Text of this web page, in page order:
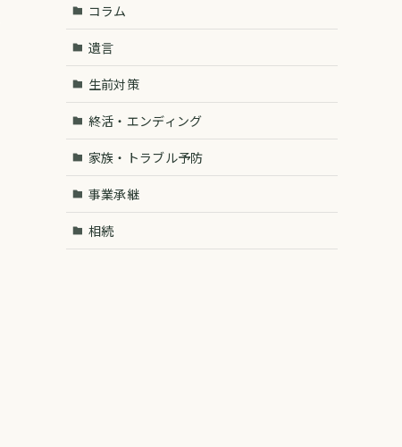
コラム
遺言
生前対策
終活・エンディング
家族・トラブル予防
事業承継
相続